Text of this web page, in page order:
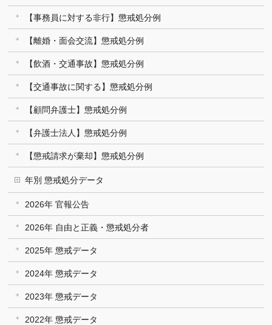
【事務員に対する非行】懲戒処分例
【離婚・面会交流】懲戒処分例
【飲酒・交通事故】懲戒処分例
【交通事故に関する】懲戒処分例
【顧問弁護士】懲戒処分例
【弁護士法人】懲戒処分例
【懲戒請求が棄却】懲戒処分例
年別 懲戒処分データ
2026年 官報公告
2026年 自由と正義・懲戒処分者
2025年 懲戒データ
2024年 懲戒データ
2023年 懲戒データ
2022年 懲戒データ